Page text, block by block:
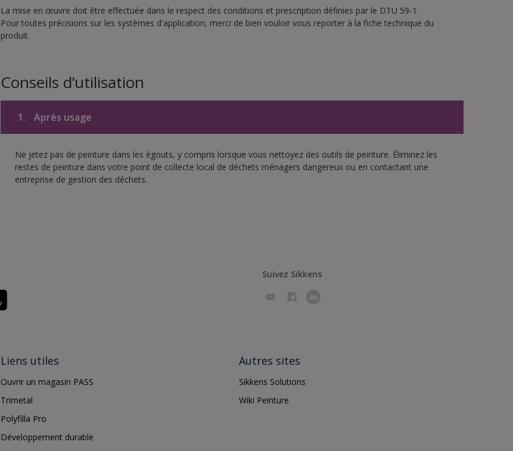
La mise en œuvre doit être effectuée dans le respect des conditions et prescription définies par le DTU 59-1.
Pour toutes précisions sur les systèmes d'application, merci de bien vouloir vous reporter à la fiche technique du
produit.
Conseils d’utilisation
1. Après usage
Ne jetez pas de peinture dans les égouts, y compris lorsque vous nettoyez des outils de peinture. Éliminez les
restes de peinture dans votre point de collecte local de déchets ménagers dangereux ou en contactant une
entreprise de gestion des déchets.
Suivez Sikkens
Liens utiles
Ouvrir un magasin PASS
Trimetal
Polyfilla Pro
Développement durable
Autres sites
Sikkens Solutions
Wiki Peinture